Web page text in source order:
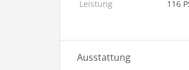
Leistung
116
Ausstattung